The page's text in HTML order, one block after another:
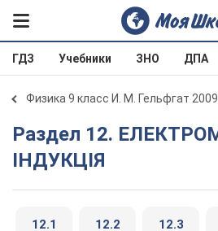
ГДЗ Учебники ЗНО ДПА
Физика 9 класс И. М. Гельфгат 2009
Раздел 12. ЕЛЕКТРОМАГНIТНА
IНДУКЦIЯ
12.1 12.2 12.3